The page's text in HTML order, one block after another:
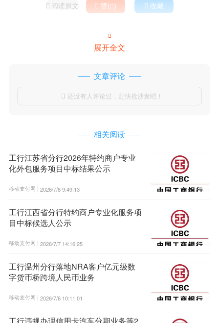
 阅读原文  赞()  收藏

展开全文
文章评论
 还没有人评论过，赶快抢沙发吧！
相关阅读
工行江苏省分行2026年特约商户专业
化外包服务项目中标结果公示
移动支付网 | 2026/7/8 9:49:13
工行江西省分行特约商户专业化服务项
目中标候选人公示
移动支付网 | 2026/7/7 14:16:25
工行温州分行落地NRA客户亿元级数
字货币桥跨境人民币业务
移动支付网 | 2026/7/6 10:11:01
工行违规办理信用卡汽车分期业务等2